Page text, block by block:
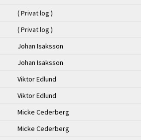
( Privat log )
( Privat log )
Johan Isaksson
Johan Isaksson
Viktor Edlund
Viktor Edlund
Micke Cederberg
Micke Cederberg